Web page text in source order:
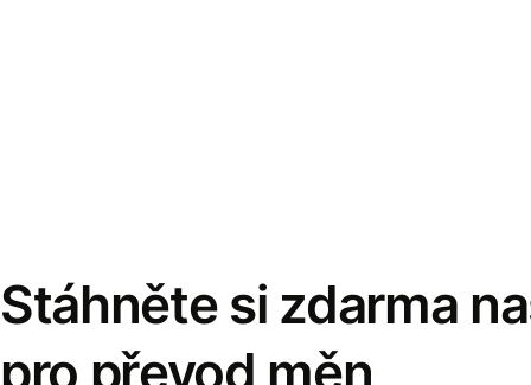
Stáhněte si zdarma